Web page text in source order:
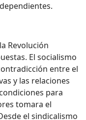
Revolución
El socialismo
entre el
y las relaciones
para
tomara el
el sindicalismo